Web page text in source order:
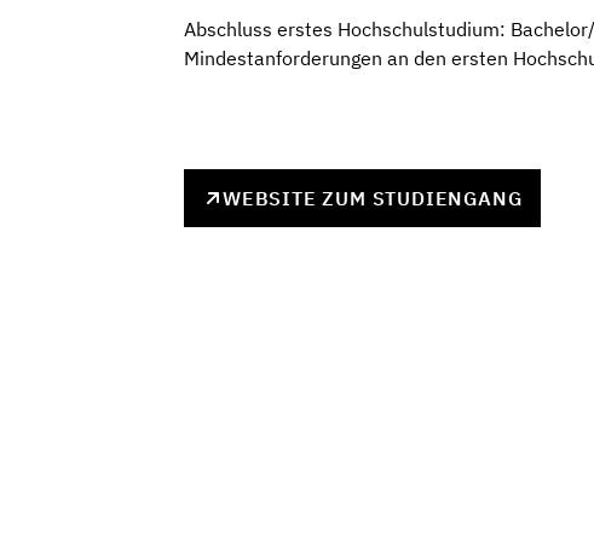
Abschluss erstes Hochschulstudium:
Mindestanforderungen an den ersten
WEBSITE ZUM STUDIENGANG